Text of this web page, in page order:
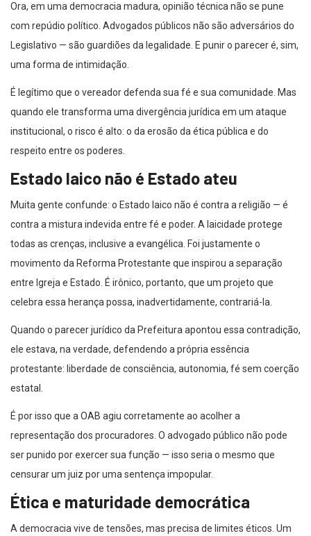
Ora, em uma democracia madura, opinião técnica não se pune
com repúdio político. Advogados públicos não são adversários do
Legislativo — são guardiões da legalidade. E punir o parecer é, sim,
uma forma de intimidação.
É legítimo que o vereador defenda sua fé e sua comunidade. Mas
quando ele transforma uma divergência jurídica em um ataque
institucional, o risco é alto: o da erosão da ética pública e do
respeito entre os poderes.
Estado laico não é Estado ateu
Muita gente confunde: o Estado laico não é contra a religião — é
contra a mistura indevida entre fé e poder. A laicidade protege
todas as crenças, inclusive a evangélica. Foi justamente o
movimento da Reforma Protestante que inspirou a separação
entre Igreja e Estado. É irônico, portanto, que um projeto que
celebra essa herança possa, inadvertidamente, contrariá-la.
Quando o parecer jurídico da Prefeitura apontou essa contradição,
ele estava, na verdade, defendendo a própria essência
protestante: liberdade de consciência, autonomia, fé sem coerção
estatal.
É por isso que a OAB agiu corretamente ao acolher a
representação dos procuradores. O advogado público não pode
ser punido por exercer sua função — isso seria o mesmo que
censurar um juiz por uma sentença impopular.
Ética e maturidade democrática
A democracia vive de tensões, mas precisa de limites éticos. Um